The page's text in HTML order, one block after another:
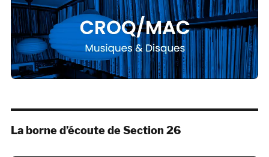
La borne d’écoute de Section 26